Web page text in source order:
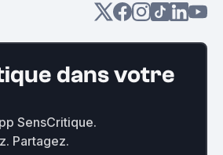
dans votre
SensCritique.
Partagez.